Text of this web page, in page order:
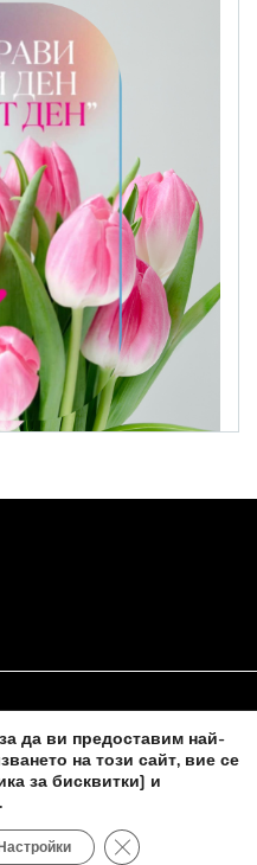
ЗА БИСКВИТКИ
С НАС
dnesbg.eu
да ви предоставим най-
на този сайт, вие се
за бисквитки] и
.
Close GDPR